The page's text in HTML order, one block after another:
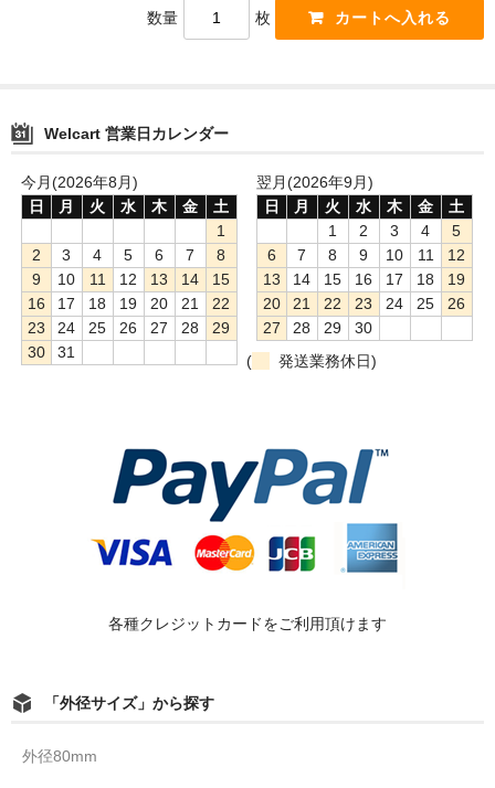
数量 枚
Welcart 営業日カレンダー
今月(2026年8月)
日
月 火 水 木 金
土
1
2
3 4 5 6 7
8
9
10 11 12 13 14
15
16
17 18 19 20 21
22
23
24 25 26 27 28
29
30
31
翌月(2026年9月)
日
月 火 水 木 金
土
1
2 3 4
5
6
7 8 9 10 11
12
13
14 15 16 17 18
19
20
21 22 23 24 25
26
27
28 29
30
(
発送業務休日)
各種クレジットカードをご利用頂けます
「外径サイズ」から探す
外径80mm